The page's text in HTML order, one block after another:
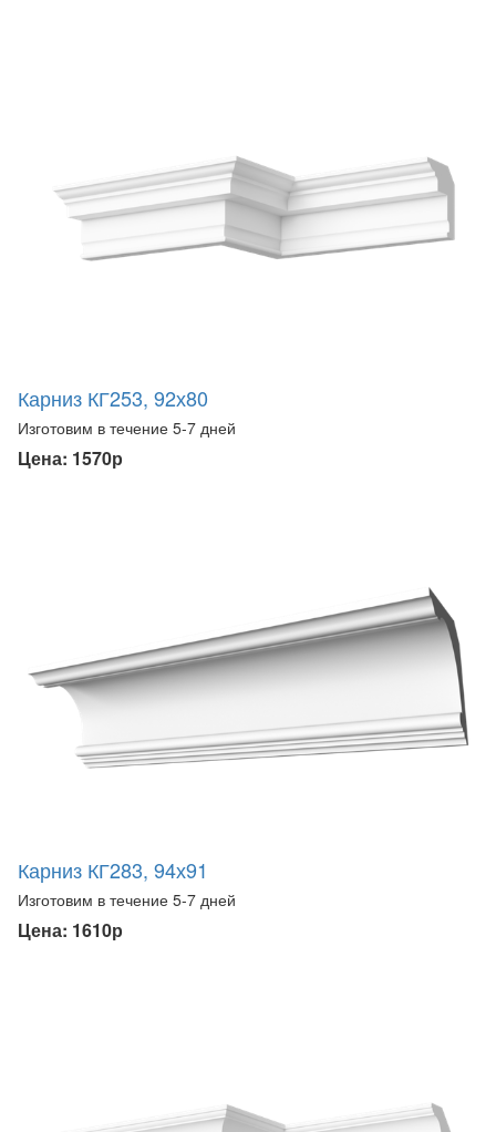
Карниз КГ253, 92х80
Изготовим в течение 5-7 дней
Цена: 1570р
Карниз КГ283, 94х91
Изготовим в течение 5-7 дней
Цена: 1610р